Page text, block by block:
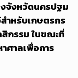
จังหวัดนครปฐม
ำหรับเกษตรกร
สิกรรม ในขณะที่
ศาลเพื่อการ